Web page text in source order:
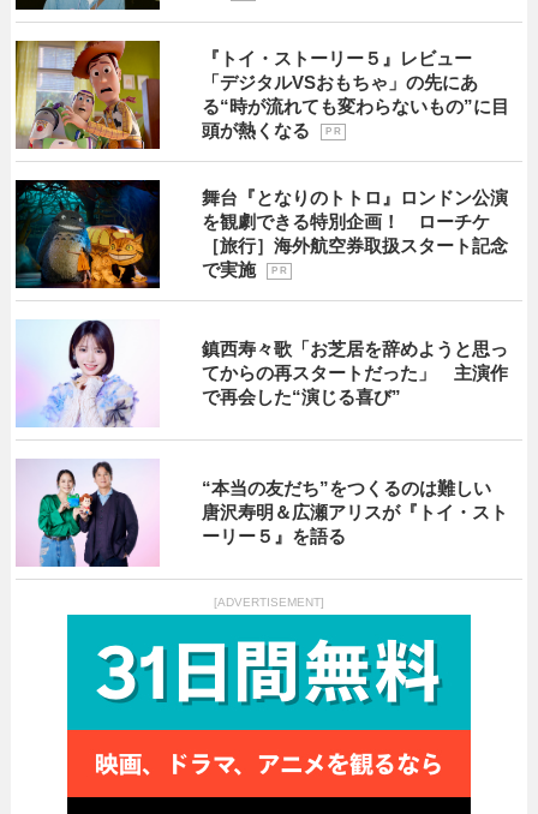
『トイ・ストーリー５』レビュー
「デジタルVSおもちゃ」の先にあ
る“時が流れても変わらないもの”に目
頭が熱くなる
P R
舞台『となりのトトロ』ロンドン公演
を観劇できる特別企画！ ローチケ
［旅行］海外航空券取扱スタート記念
で実施
P R
鎮西寿々歌「お芝居を辞めようと思っ
てからの再スタートだった」 主演作
で再会した“演じる喜び”
“本当の友だち”をつくるのは難しい
唐沢寿明＆広瀬アリスが『トイ・スト
ーリー５』を語る
[ADVERTISEMENT]